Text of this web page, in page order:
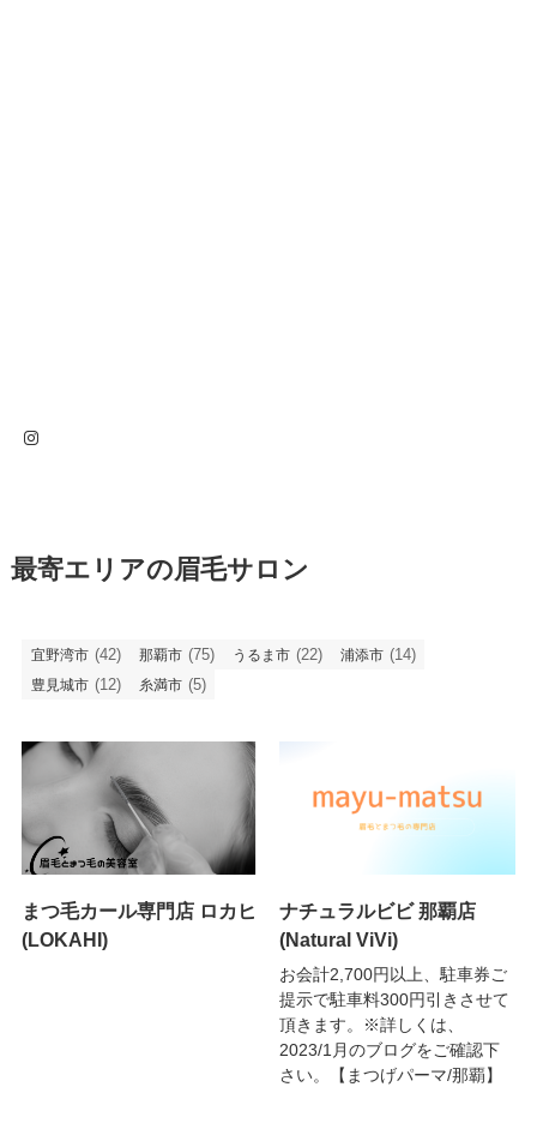
Instagram
最寄エリアの眉毛サロン
宜野湾市 (42) 那覇市 (75) うるま市 (22) 浦添市 (14)
豊見城市 (12) 糸満市 (5)
まつ毛カール専門店 ロカヒ
(LOKAHI)
ナチュラルビビ 那覇店
(Natural ViVi)
お会計2,700円以上、駐車券ご
提示で駐車料300円引きさせて
頂きます。※詳しくは、
2023/1月のブログをご確認下
さい。【まつげパーマ/那覇】